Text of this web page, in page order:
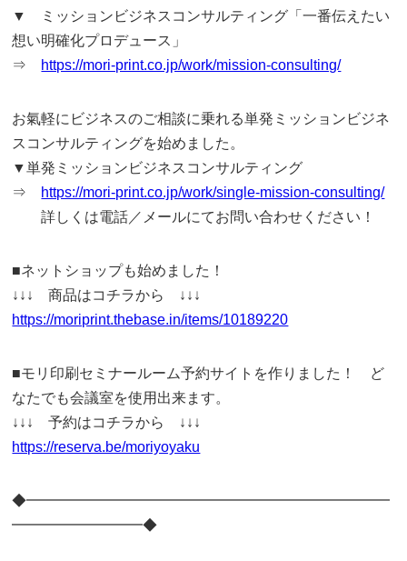
▼ ミッションビジネスコンサルティング「一番伝えたい
想い明確化プロデュース」
⇒ https://mori-print.co.jp/work/mission-consulting/
お氣軽にビジネスのご相談に乗れる単発ミッションビジネ
スコンサルティングを始めました。
▼単発ミッションビジネスコンサルティング
⇒ https://mori-print.co.jp/work/single-mission-consulting/
詳しくは電話／メールにてお問い合わせください！
■ネットショップも始めました！
↓↓↓ 商品はコチラから ↓↓↓
https://moriprint.thebase.in/items/10189220
■モリ印刷セミナールーム予約サイトを作りました！ ど
なたでも会議室を使用出来ます。
↓↓↓ 予約はコチラから ↓↓↓
https://reserva.be/moriyoyaku
◆━━━━━━━━━━━━━━━━━━━━━━━━━
━━━━━━━━━◆